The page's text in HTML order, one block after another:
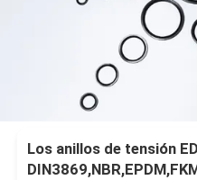
Los anillos de tensión